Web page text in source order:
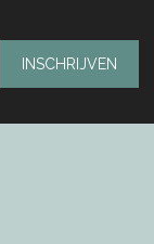
INSCHRIJVEN